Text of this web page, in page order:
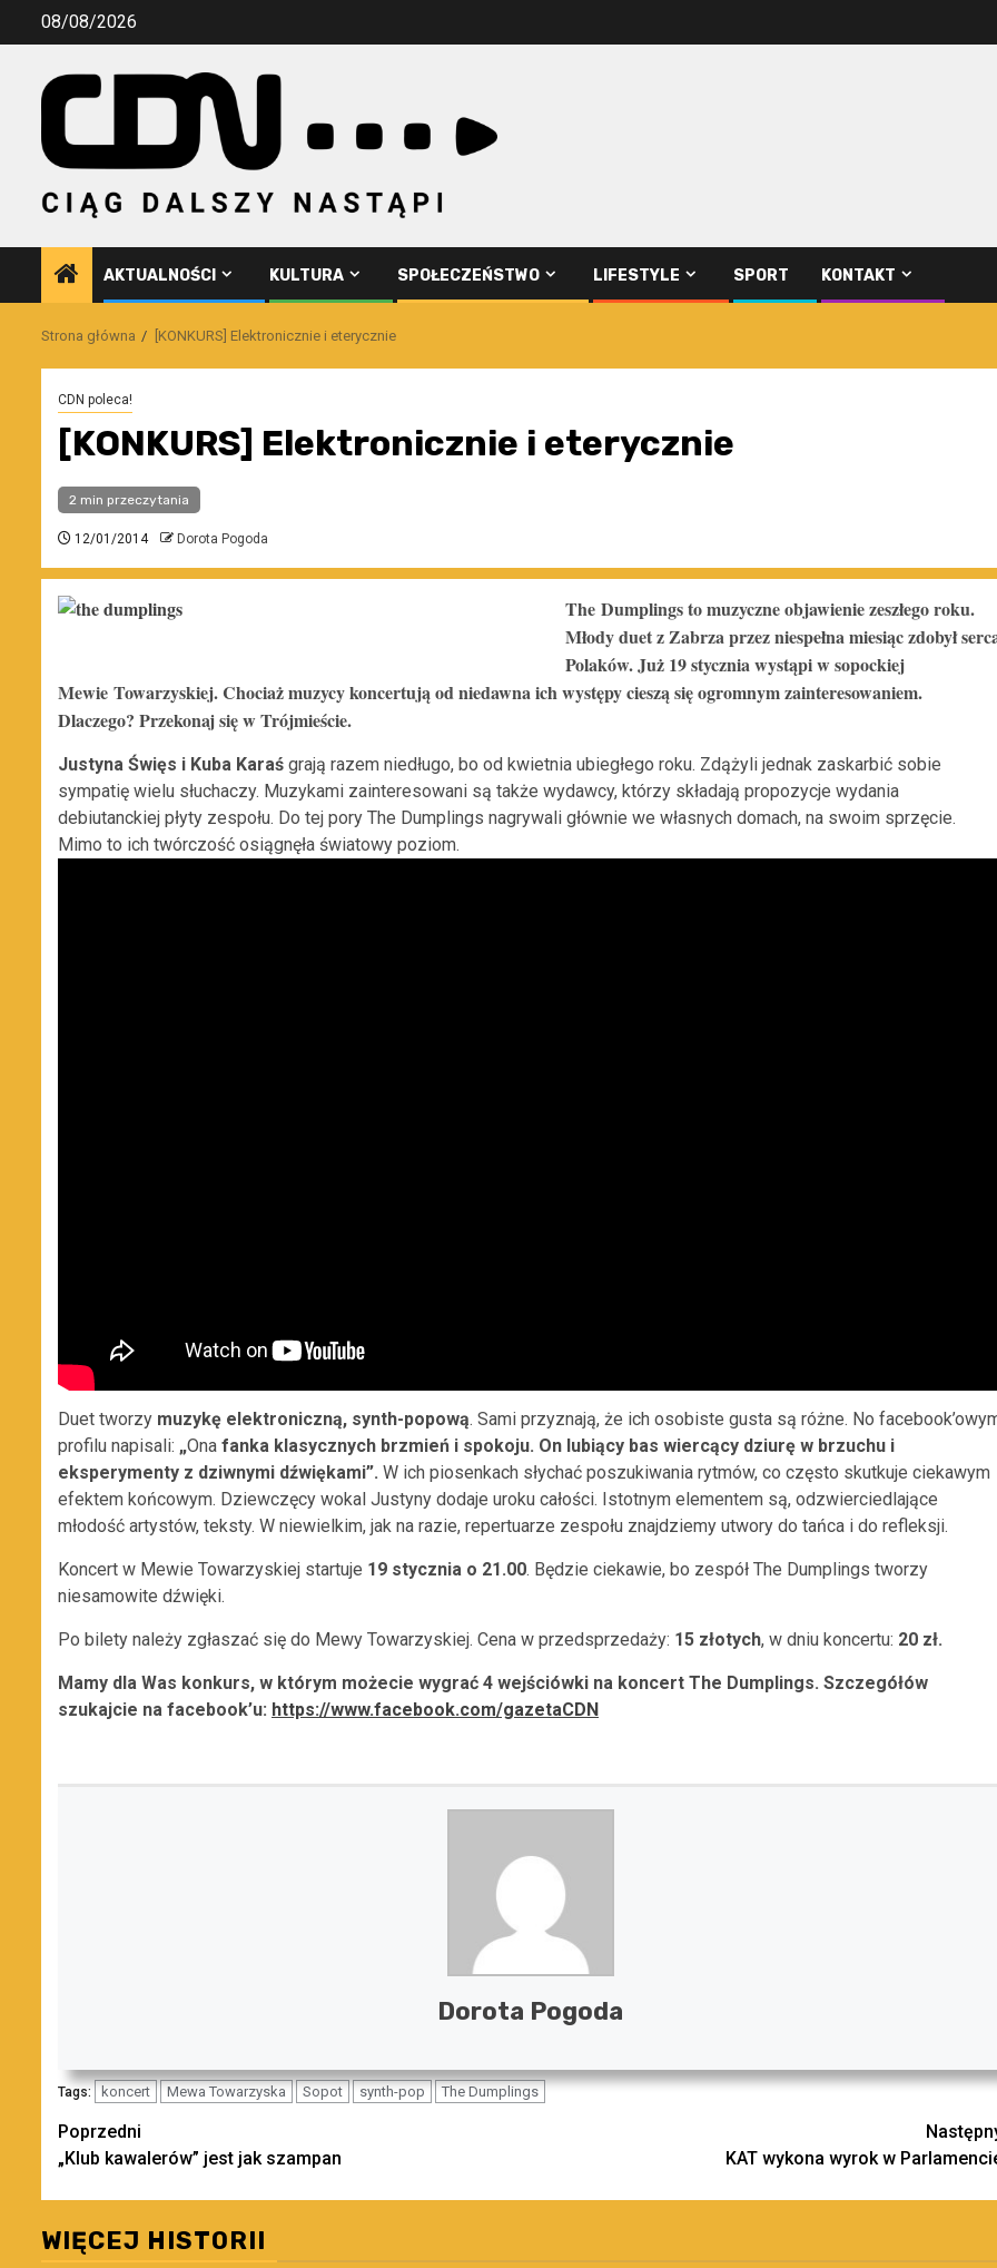
Przejdź08/08/2026
AKTUALNOŚCI KULTURA SPOŁECZEŃSTWO LIFESTYLE SPORT KONTAKT
Strona główna [KONKURS] Elektronicznie i eterycznie
CDN poleca!
[KONKURS] Elektronicznie i eterycznie
2 min przeczytania
12/01/2014 Dorota Pogoda
The Dumplings to muzyczne objawienie zeszłego roku.
Młody duet z Zabrza przez niespełna miesiąc zdobył
Polaków. Już 19 stycznia wystąpi w sopockiej
Mewie Towarzyskiej. Chociaż muzycy koncertują od niedawna ich występy cieszą się ogromnym zainteresowaniem.
Dlaczego? Przekonaj się w Trójmieście.
Justyna Święs i Kuba Karaś grają razem niedługo, bo od kwietnia ubiegłego roku. Zdążyli jednak zaskarbić sobie
sympatię wielu słuchaczy. Muzykami zainteresowani są także wydawcy, którzy składają propozycje wydania
debiutanckiej płyty zespołu. Do tej pory The Dumplings nagrywali głównie we własnych domach, na swoim sprzęcie.
Mimo to ich twórczość osiągnęła światowy poziom.
Duet tworzy muzykę elektroniczną, synth-popową. Sami przyznają, że ich osobiste gusta są różne. No
profilu napisali: „Ona fanka klasycznych brzmień i spokoju. On lubiący bas wiercący dziurę w brzuchu i
eksperymenty z dziwnymi dźwiękami”. W ich piosenkach słychać poszukiwania rytmów, co często skutkuje ciekawym
efektem końcowym. Dziewczęcy wokal Justyny dodaje uroku całości. Istotnym elementem są, odzwierciedlające
młodość artystów, teksty. W niewielkim, jak na razie, repertuarze zespołu znajdziemy utwory do tańca i do refleksji.
Koncert w Mewie Towarzyskiej startuje 19 stycznia o 21.00. Będzie ciekawie, bo zespół The Dumplings tworzy
niesamowite dźwięki.
Po bilety należy zgłaszać się do Mewy Towarzyskiej. Cena w przedsprzedaży: 15 złotych, w dniu koncertu: 20 zł.
Mamy dla Was konkurs, w którym możecie wygrać 4 wejściówki na koncert The Dumplings. Szczegółów
szukajcie na facebook’u: https://www.facebook.com/gazetaCDN
Dorota Pogoda
Tags: koncert Mewa Towarzyska Sopot synth-pop The Dumplings
Zobacz
wpisy
Poprzedni
„Klub kawalerów” jest jak szampan
KAT wykona wyrok w
WIĘCEJ HISTORII